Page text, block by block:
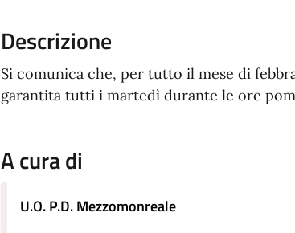
Descrizione
Si comunica che, per tutto il mese di
garantita tutti i martedì durante le ore
A cura di
U.O. P.D. Mezzomonreale